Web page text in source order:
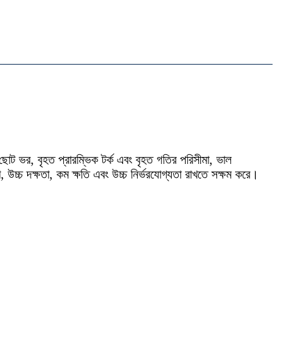
ভর, বৃহত প্রারম্ভিক টর্ক এবং বৃহত গতির পরিসীমা, ভাল
উচ্চ দক্ষতা, কম ক্ষতি এবং উচ্চ নির্ভরযোগ্যতা রাখতে সক্ষম করে।